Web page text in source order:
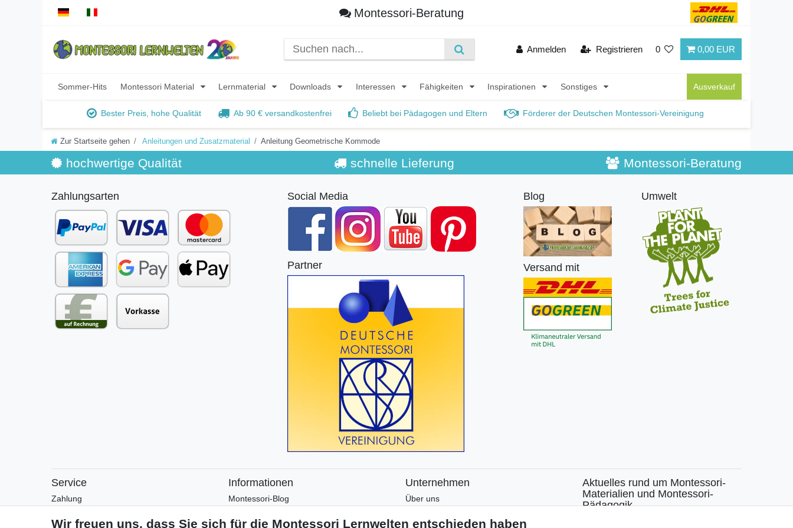
Montessori-Beratung
Anmelden Registrieren 0 0,00 EUR
Sommer-Hits Montessori Material Lernmaterial Downloads Interessen Fähigkeiten Inspirationen Sonstiges Ausverkauf
Bester Preis, hohe Qualität Ab 90 € versandkostenfrei Beliebt bei Pädagogen und Eltern Förderer der Deutschen Montessori-Vereinigung
Zur Startseite gehen Anleitungen und Zusatzmaterial Anleitung Geometrische Kommode
hochwertige Qualität schnelle Lieferung Montessori-Beratung
Zahlungsarten Social Media
Partner
Blog
Versand mit
Umwelt
Service
Zahlung
Rückgabe
Informationen
Montessori-Blog
Arbeitsblätter
Unternehmen
Über uns
Partnerprogramm
Aktuelles rund um Montessori-
Materialien und Montessori-
Pädagogik.